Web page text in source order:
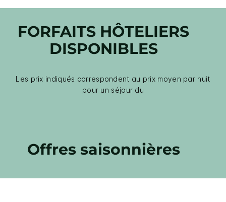
FORFAITS HÔTELIERS
DISPONIBLES
Les prix indiqués correspondent au prix moyen par nuit
pour un séjour du
Offres saisonnières